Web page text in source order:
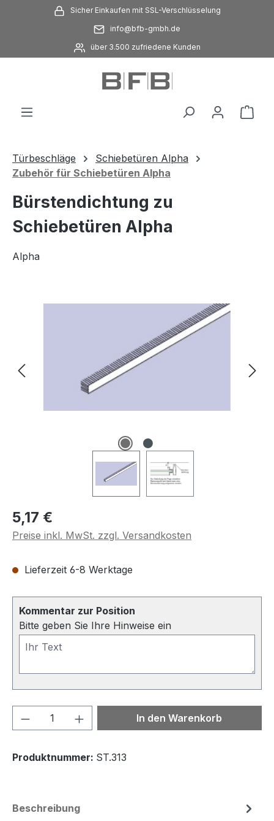
Zum Hauptinhalt springenSicher Einkaufen mit SSL-Verschlüsselung
info@bfb-gmbh.de
über 3.500 zufriedene Kunden
Türbeschläge
Schiebetüren Alpha
Zubehör für Schiebetüren Alpha
Bürstendichtung zu
Schiebetüren Alpha
Alpha
Regulärer Preis:
5,17 €
Preise inkl. MwSt. zzgl. Versandkosten
Lieferzeit 6-8 Werktage
Kommentar zur Position
Bitte geben Sie Ihre Hinweise ein
Produkt Anzahl: Gib denIn den Warenkorb
Produktnummer: ST.313
Beschreibung